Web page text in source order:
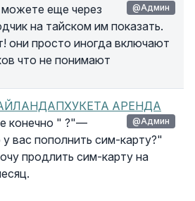
@Админ
можете еще через
на тайском им показать.
они просто иногда включают
что не понимают
АРЕНДА
@Админ
конечно " ?"—
вас пополнить сим-карту?"
продлить сим-карту на